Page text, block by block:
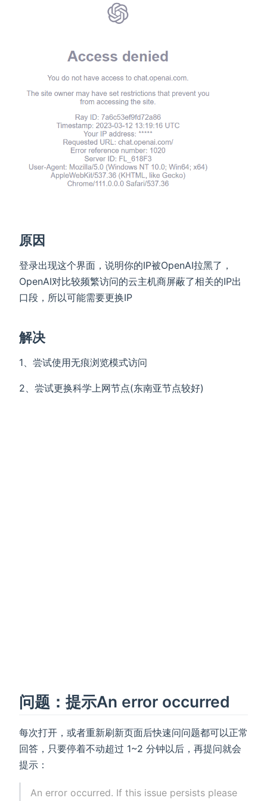
原因
登录出现这个界面，说明你的IP被OpenAI拉黑了，
OpenAI对比较频繁访问的云主机商屏蔽了相关的IP出
口段，所以可能需要更换IP
解决
1、尝试使用无痕浏览模式访问
2、尝试更换科学上网节点(东南亚节点较好)
问题：提示An error occurred
每次打开，或者重新刷新页面后快速问问题都可以正常
回答，只要停着不动超过 1~2 分钟以后，再提问就会
提示：
An error occurred. If this issue persists please